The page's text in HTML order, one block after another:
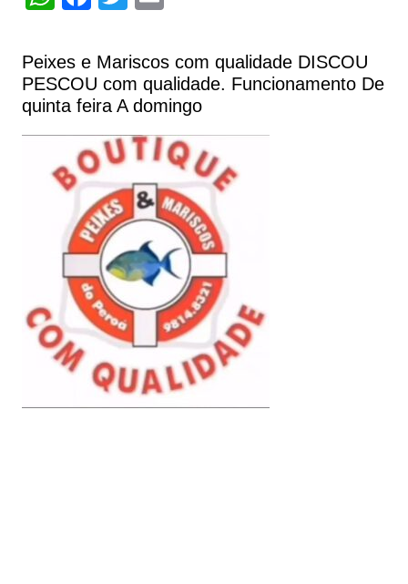
at
s
A
p
p
c
e
b
o
o
k
itt
er
ai
l
Peixes e Mariscos com qualidade DISCOU
PESCOU com qualidade. Funcionamento De
quinta feira A domingo